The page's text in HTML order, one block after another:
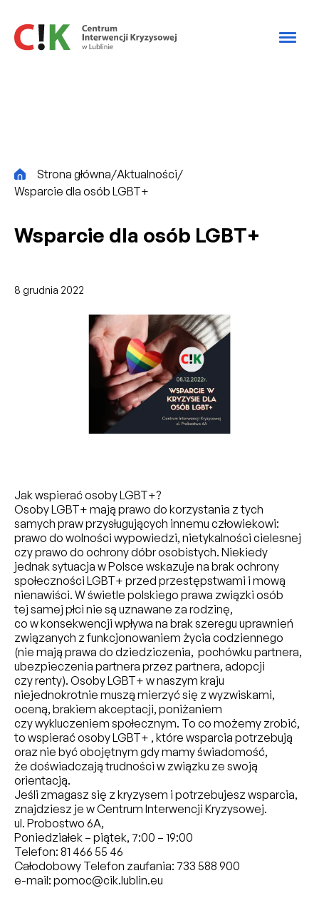
Strona głównaCiK
/Aktualności/
Wsparcie dla osób LGBT+
Wsparcie dla osób LGBT+
8 grudnia 2022
Jak wspierać osoby LGBT+?
Osoby LGBT+ mają prawo do korzystania z tych
samych praw przysługujących innemu człowiekowi:
prawo do wolności wypowiedzi, nietykalności cielesnej
czy prawo do ochrony dóbr osobistych. Niekiedy
jednak sytuacja w Polsce wskazuje na brak ochrony
społeczności LGBT+ przed przestępstwami i mową
nienawiści. W świetle polskiego prawa związki osób
tej samej płci nie są uznawane za rodzinę,
co w konsekwencji wpływa na brak szeregu uprawnień
związanych z funkcjonowaniem życia codziennego
(nie mają prawa do dziedziczenia, pochówku partnera,
ubezpieczenia partnera przez partnera, adopcji
czy renty). Osoby LGBT+ w naszym kraju
niejednokrotnie muszą mierzyć się z wyzwiskami,
oceną, brakiem akceptacji, poniżaniem
czy wykluczeniem społecznym. To co możemy zrobić,
to wspierać osoby LGBT+ , które wsparcia potrzebują
oraz nie być obojętnym gdy mamy świadomość,
że doświadczają trudności w związku ze swoją
orientacją.
Jeśli zmagasz się z kryzysem i potrzebujesz wsparcia,
znajdziesz je w Centrum Interwencji Kryzysowej.
ul. Probostwo 6A,
Poniedziałek – piątek, 7:00 – 19:00
Telefon: 81 466 55 46
Całodobowy Telefon zaufania: 733 588 900
e-mail: pomoc@cik.lublin.eu